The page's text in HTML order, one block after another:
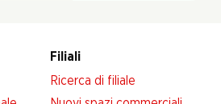
Filiali
Ricerca di filiale